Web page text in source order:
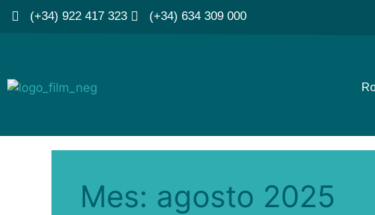
(+34) 922 417 323 (+34) 634 309 000
Mes: agosto 2025